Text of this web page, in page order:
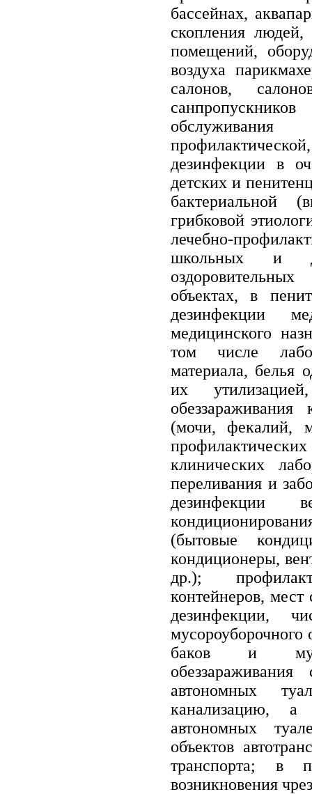
бассейнах,
скопления
помещений,
воздуха
салонов,
дезинфекции в
детских и
бактериальной
грибковой
лечебно-
школьных и
объектах, в
дезинфекции
медицинского
том числе
материала, белья
их
(мочи, фекалий,
клинических
переливания и
дезинфекции
(бытовые
кондиционеры,
др.);
контейнеров,
дезинфекции,
мусороуборочного
баков и
автономных
канализацию, а
автономных
объектов
транспорта; в
возникновения